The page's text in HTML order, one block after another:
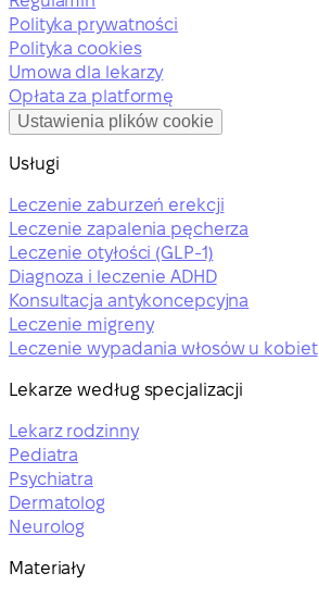
Polityka prywatności
Polityka cookies
Umowa dla lekarzy
Opłata za platformę
Ustawienia plików cookie
Usługi
Leczenie zaburzeń erekcji
Leczenie zapalenia pęcherza
Leczenie otyłości (GLP-1)
Diagnoza i leczenie ADHD
Konsultacja antykoncepcyjna
Leczenie migreny
Leczenie wypadania włosów u kobiet
Lekarze według specjalizacji
Lekarz rodzinny
Pediatra
Psychiatra
Dermatolog
Neurolog
Materiały